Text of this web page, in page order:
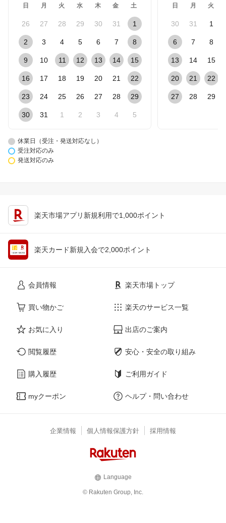
日 月 火 水 木 金 土
26 27 28 29 30 31 1
2 3 4 5 6 7 8
9 10 11 12 13 14 15
16 17 18 19 20 21 22
23 24 25 26 27 28 29
30 31 1 2 3 4 5
日 月 火
30 31 1
6 7 8
13 14 15
20 21 22
27 28 29
休業日（受注・発送対応なし）
受注対応のみ
発送対応のみ
楽天市場アプリ新規利用で1,000ポイント
楽天カード新規入会で2,000ポイント
会員情報
買い物かご
お気に入り
閲覧履歴
購入履歴
myクーポン
楽天市場トップ
楽天のサービス一覧
出店のご案内
安心・安全の取り組み
ご利用ガイド
ヘルプ・問い合わせ
企業情報 個人情報保護方針 採用情報
Language
© Rakuten Group, Inc.